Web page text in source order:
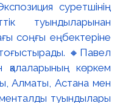
суретшінің
туындыларынан
соңғы еңбектеріне
тоғыстырады. 🔸Павел
қалаларының көркем
Алматы, Астана мен
туындылары